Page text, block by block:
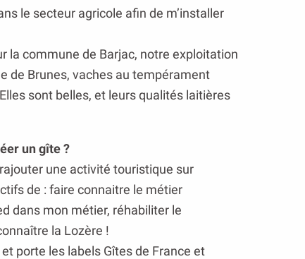
le secteur agricole afin de m’installer
la commune de Barjac, notre exploitation
de Brunes, vaches au tempérament
sont belles, et leurs qualités laitières
un gîte ?
une activité touristique sur
de : faire connaitre le métier
dans mon métier, réhabiliter le
la Lozère !
porte les labels Gîtes de France et